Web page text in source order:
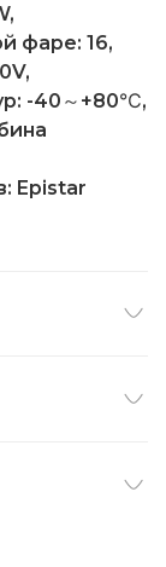
фаре: 16,
-40～+80℃,
Epistar